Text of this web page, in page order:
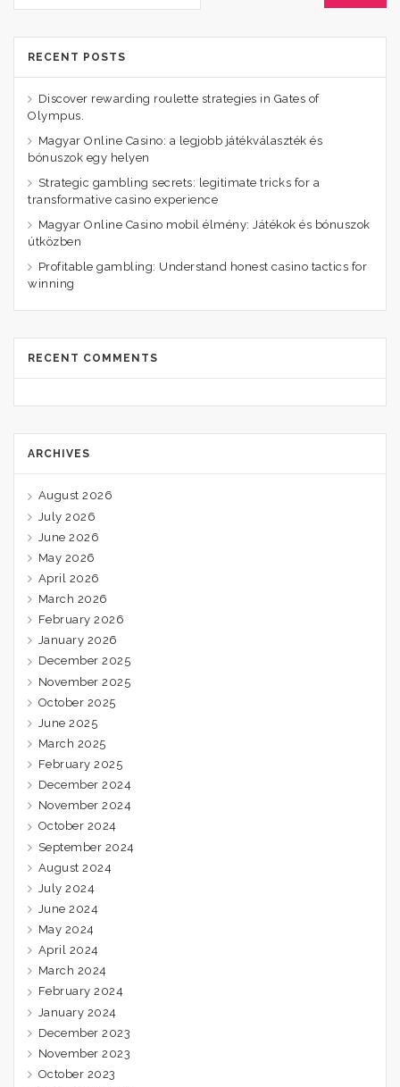
RECENT POSTS
Discover rewarding roulette strategies in Gates of
Olympus.
Magyar Online Casino: a legjobb játékválaszték és
bónuszok egy helyen
Strategic gambling secrets: legitimate tricks for a
transformative casino experience
Magyar Online Casino mobil élmény: Játékok és bónuszok
útközben
Profitable gambling: Understand honest casino tactics for
winning
RECENT COMMENTS
ARCHIVES
August 2026
July 2026
June 2026
May 2026
April 2026
March 2026
February 2026
January 2026
December 2025
November 2025
October 2025
June 2025
March 2025
February 2025
December 2024
November 2024
October 2024
September 2024
August 2024
July 2024
June 2024
May 2024
April 2024
March 2024
February 2024
January 2024
December 2023
November 2023
October 2023